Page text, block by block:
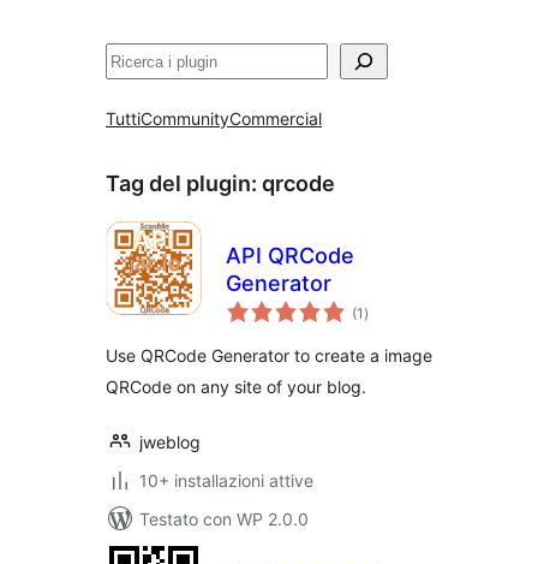
Cerca
TuttiCommunityCommercial
Tag del plugin: qrcode
API QRCode
Generator
(1 valutazioni
totali
)
Use QRCode Generator to create a image
QRCode on any site of your blog.
jweblog
10+ installazioni attive
Testato con WP 2.0.0